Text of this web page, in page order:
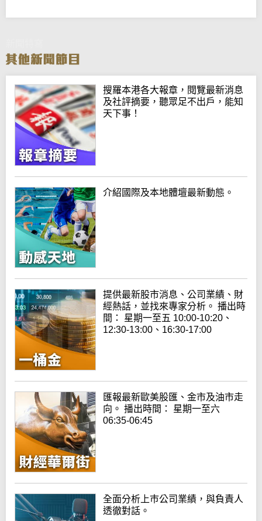
搜羅本港各大報章，閱覽最新消息
及社評摘要，聽眾足不出戶，能知
天下事！
介紹國際及本地體壇最新動態。
提供最新股市消息、公司業績、財
經熱話，並找來專家分析。 播出時
間： 星期一至五 10:00-10:20、
12:30-13:00、16:30-17:00
匯報最新歐美股匯、金市及油市走
向。 播出時間： 星期一至六
06:35-06:45
全面分析上巿公司業績，與負責人
透徹對話。